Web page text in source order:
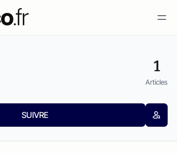
1
Articles
SUIVRE